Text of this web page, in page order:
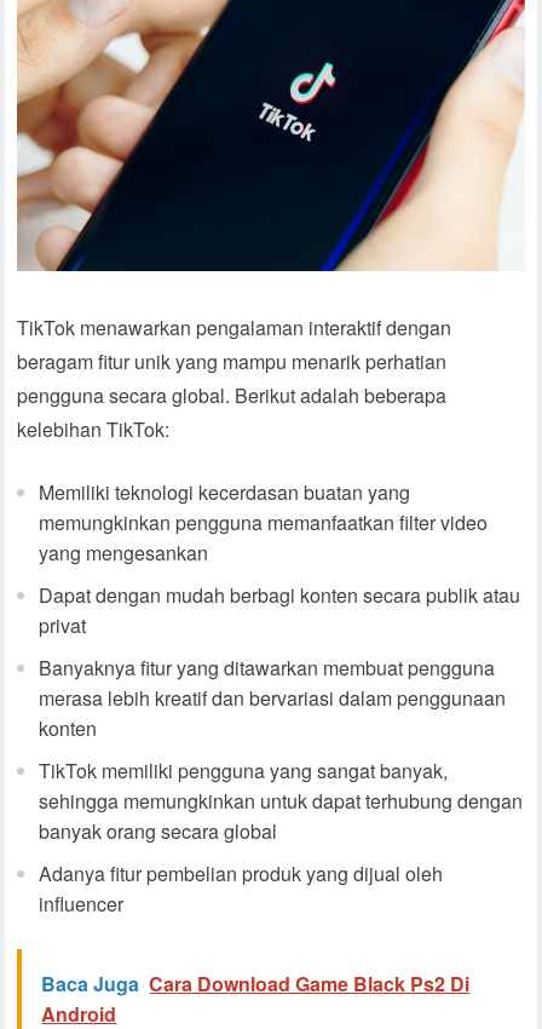
TikTok menawarkan pengalaman interaktif dengan
beragam fitur unik yang mampu menarik perhatian
pengguna secara global. Berikut adalah beberapa
kelebihan TikTok:
Memiliki teknologi kecerdasan buatan yang
memungkinkan pengguna memanfaatkan filter video
yang mengesankan
Dapat dengan mudah berbagi konten secara publik atau
privat
Banyaknya fitur yang ditawarkan membuat pengguna
merasa lebih kreatif dan bervariasi dalam penggunaan
konten
TikTok memiliki pengguna yang sangat banyak,
sehingga memungkinkan untuk dapat terhubung dengan
banyak orang secara global
Adanya fitur pembelian produk yang dijual oleh
influencer
Baca Juga Cara Download Game Black Ps2 Di
Android